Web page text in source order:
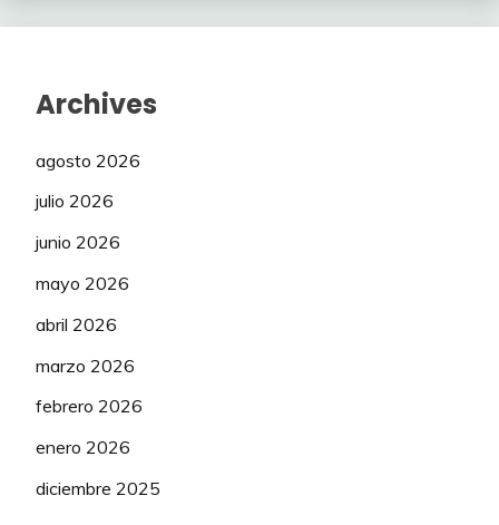
Archives
agosto 2026
julio 2026
junio 2026
mayo 2026
abril 2026
marzo 2026
febrero 2026
enero 2026
diciembre 2025